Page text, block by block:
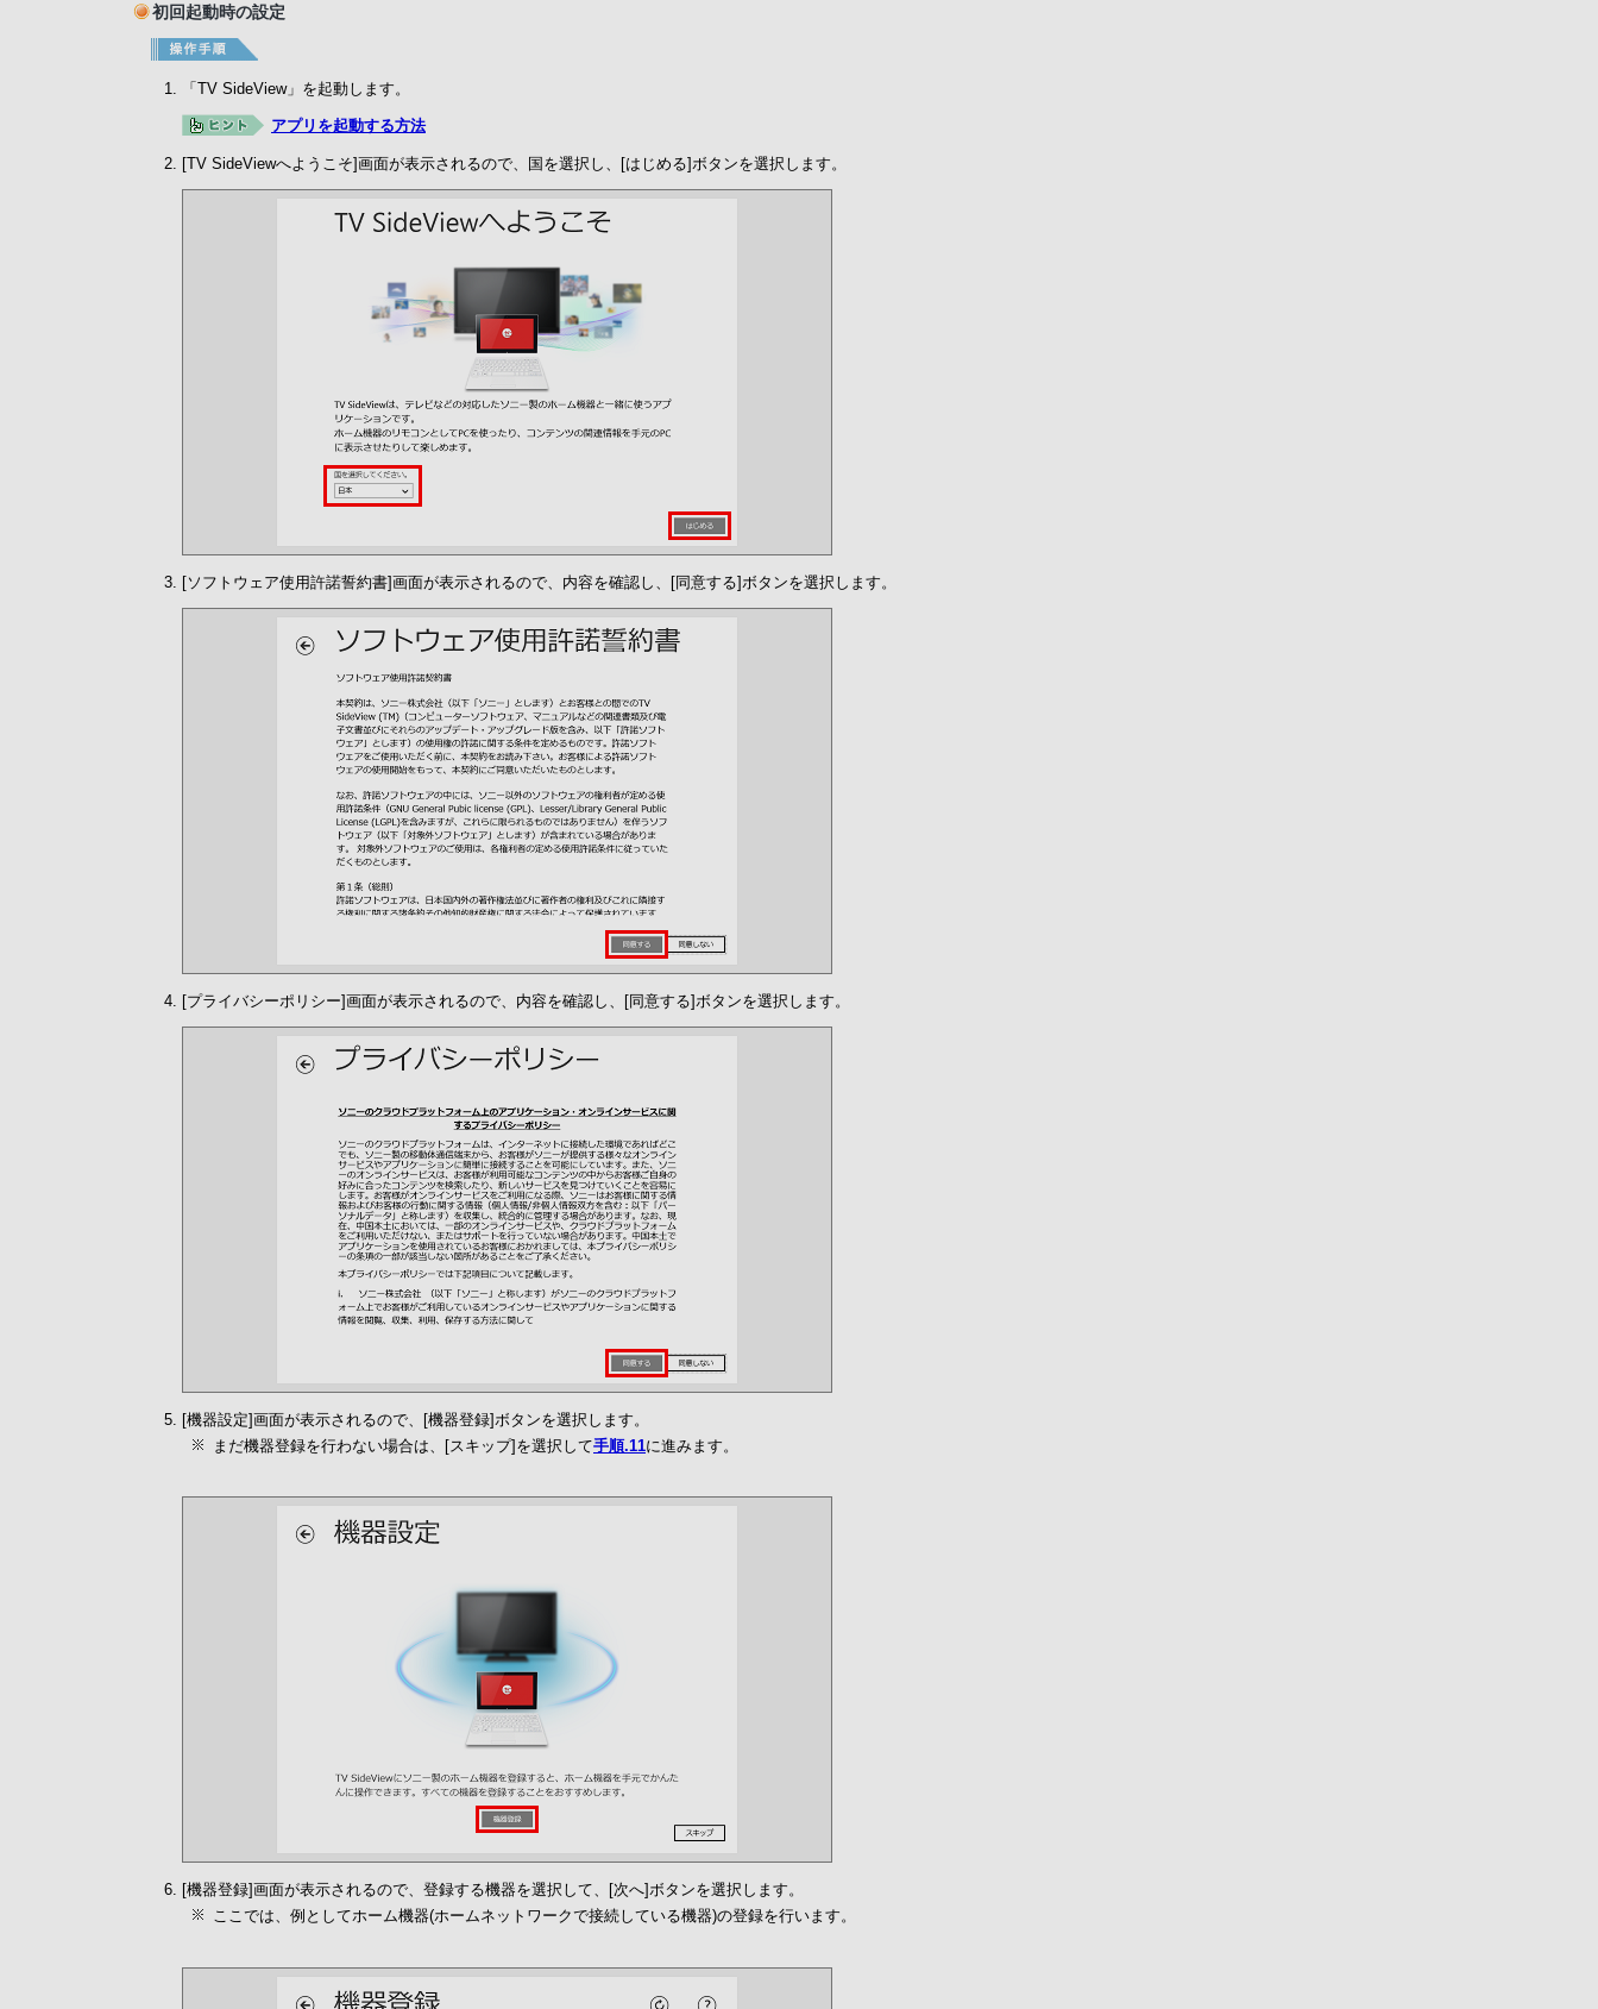
初回起動時の設定
「TV SideView」を起動します。
アプリを起動する方法
[TV SideViewへようこそ]画面が表示されるので、国を選択し、[はじめる]ボタンを選択します。
[ソフトウェア使用許諾誓約書]画面が表示されるので、内容を確認し、[同意する]ボタンを選択します。
[プライバシーポリシー]画面が表示されるので、内容を確認し、[同意する]ボタンを選択します。
[機器設定]画面が表示されるので、[機器登録]ボタンを選択します。
まだ機器登録を行わない場合は、[スキップ]を選択して手順.11に進みます。
[機器登録]画面が表示されるので、登録する機器を選択して、[次へ]ボタンを選択します。
ここでは、例としてホーム機器(ホームネットワークで接続している機器)の登録を行います。